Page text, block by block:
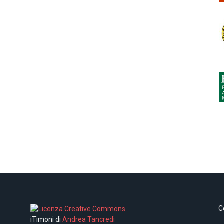
iTimoni di Andrea Tancredi